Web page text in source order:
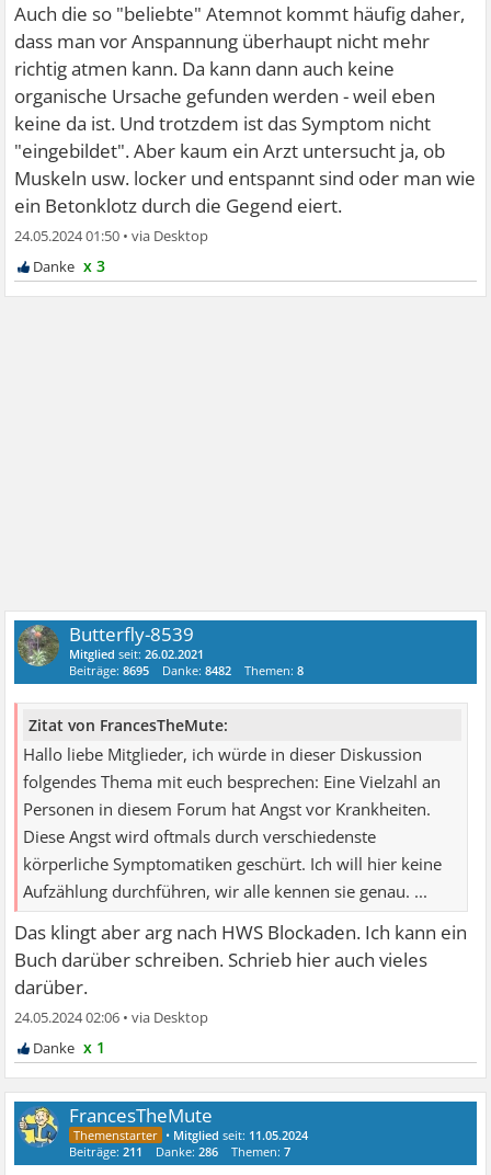
Auch die so "beliebte" Atemnot kommt häufig daher,
dass man vor Anspannung überhaupt nicht mehr
richtig atmen kann. Da kann dann auch keine
organische Ursache gefunden werden - weil eben
keine da ist. Und trotzdem ist das Symptom nicht
"eingebildet". Aber kaum ein Arzt untersucht ja, ob
Muskeln usw. locker und entspannt sind oder man wie
ein Betonklotz durch die Gegend eiert.
24.05.2024 01:50 •
x 3
Butterfly-8539
Mitglied seit:26.02.2021
Beiträge:8695 Danke:8482 Themen:8
Zitat von FrancesTheMute:
Hallo liebe Mitglieder, ich würde in dieser Diskussion
folgendes Thema mit euch besprechen: Eine Vielzahl an
Personen in diesem Forum hat Angst vor Krankheiten.
Diese Angst wird oftmals durch verschiedenste
körperliche Symptomatiken geschürt. Ich will hier keine
Aufzählung durchführen, wir alle kennen sie genau. ...
Das klingt aber arg nach HWS Blockaden. Ich kann ein
Buch darüber schreiben. Schrieb hier auch vieles
darüber.
24.05.2024 02:06 •
x 1
FrancesTheMute
• Mitglied seit: 11.05.2024
Beiträge:211 Danke:286 Themen:7